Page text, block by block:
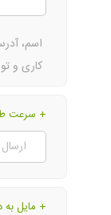
اسم،
کاری و
+ سرعت
+ مایل